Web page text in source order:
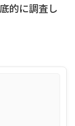
的に調査し